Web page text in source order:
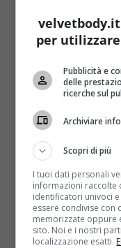
aspetto fisico.
per
Pubblicità e
delle
ricerche sul
Archiviare
Scopri di più
I tuoi dati personali
informazioni raccolte
identificatori univoci
essere condivise con
memorizzate oppure
sito. Noi e i nostri
localizzazione esatti.